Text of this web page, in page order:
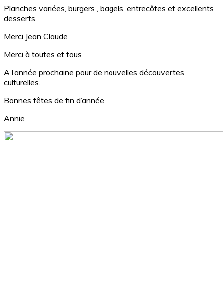
Planches variées, burgers , bagels, entrecôtes et excellents
desserts.
Merci Jean Claude
Merci à toutes et tous
A l’année prochaine pour de nouvelles découvertes
culturelles.
Bonnes fêtes de fin d’année
Annie